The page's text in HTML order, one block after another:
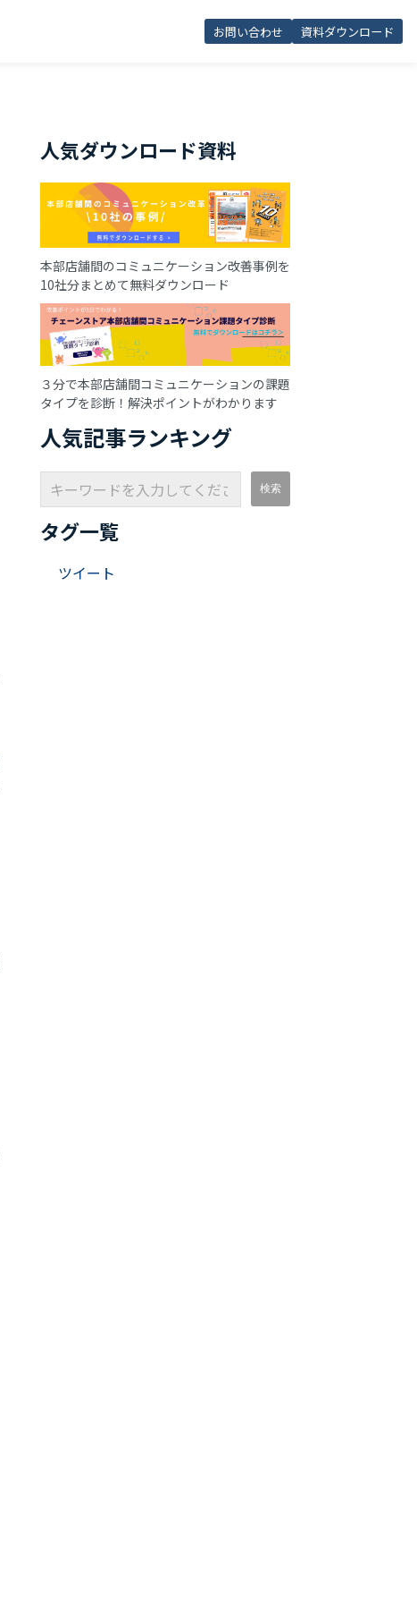
お問い合わせ 資料ダウンロード
人気ダウンロード資料
本部店舗間のコミュニケーション改善事例を
10社分まとめて無料ダウンロード
３分で本部店舗間コミュニケーションの課題
タイプを診断！解決ポイントがわかります
人気記事ランキング
タグ一覧
ツイート